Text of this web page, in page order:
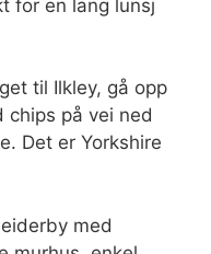
for en lang lunsj
til Ilkley, gå opp
chips på vei ned
Det er Yorkshire
med